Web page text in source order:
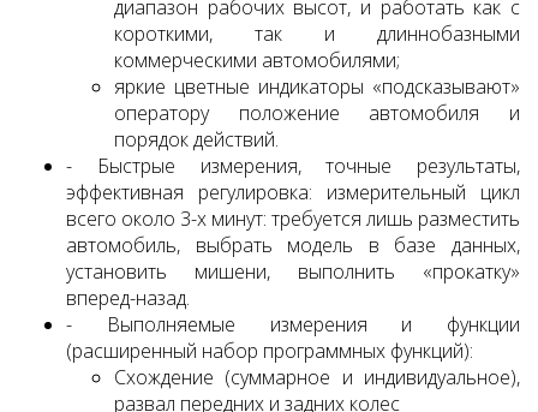
диапазон рабочих высот, и работать как с
короткими, так и длиннобазными
коммерческими автомобилями;
яркие цветные индикаторы «подсказывают»
оператору положение автомобиля и
порядок действий.
- Быстрые измерения, точные результаты,
эффективная регулировка: измерительный цикл
всего около 3-х минут: требуется лишь разместить
автомобиль, выбрать модель в базе данных,
установить мишени, выполнить «прокатку»
вперед-назад.
- Выполняемые измерения и функции
(расширенный набор программных функций):
Схождение (суммарное и индивидуальное),
развал передних и задних колес